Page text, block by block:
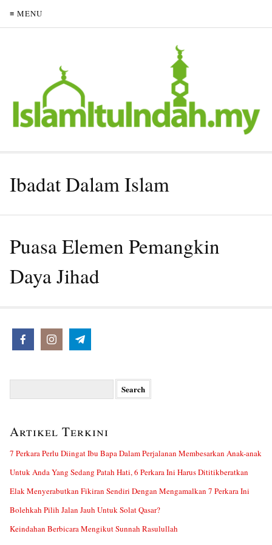
≡ MENU
Ibadat Dalam Islam
Puasa Elemen Pemangkin
Daya Jihad
Artikel Terkini
7 Perkara Perlu Diingat Ibu Bapa Dalam Perjalanan Membesarkan Anak-anak
Untuk Anda Yang Sedang Patah Hati, 6 Perkara Ini Harus Dititikberatkan
Elak Menyerabutkan Fikiran Sendiri Dengan Mengamalkan 7 Perkara Ini
Bolehkah Pilih Jalan Jauh Untuk Solat Qasar?
Keindahan Berbicara Mengikut Sunnah Rasulullah